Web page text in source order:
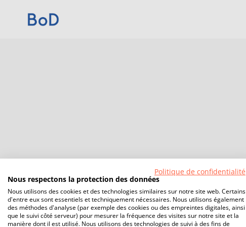
Politique de confidentialité
Nous respectons la protection des données
Nous utilisons des cookies et des technologies similaires sur notre site web. Certains
d'entre eux sont essentiels et techniquement nécessaires. Nous utilisons également
des méthodes d'analyse (par exemple des cookies ou des empreintes digitales, ainsi
que le suivi côté serveur) pour mesurer la fréquence des visites sur notre site et la
manière dont il est utilisé. Nous utilisons des technologies de suivi à des fins de